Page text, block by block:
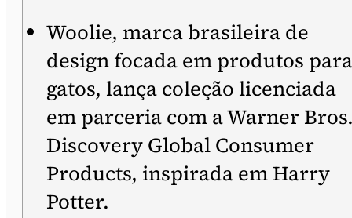
Woolie, marca brasileira de
design focada em produtos para
gatos, lança coleção licenciada
em parceria com a Warner
Discovery Global Consumer
Products, inspirada em Harry
Potter.